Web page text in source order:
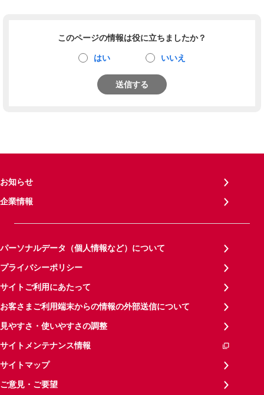
このページの情報は役に立ちましたか？
はい いいえ
送信する
お知らせ
企業情報
パーソナルデータ（個人情報など）について
プライバシーポリシー
サイトご利用にあたって
お客さまご利用端末からの情報の外部送信について
見やすさ・使いやすさの調整
サイトメンテナンス情報
サイトマップ
ご意見・ご要望